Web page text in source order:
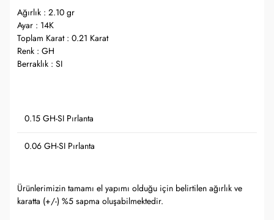
Ağırlık : 2.10 gr
Ayar : 14K
Toplam Karat : 0.21 Karat
Renk : GH
Berraklık : SI
0.15 GH-SI Pırlanta
0.06 GH-SI Pırlanta
Ürünlerimizin tamamı el yapımı olduğu için belirtilen ağırlık ve
karatta (+/-) %5 sapma oluşabilmektedir.